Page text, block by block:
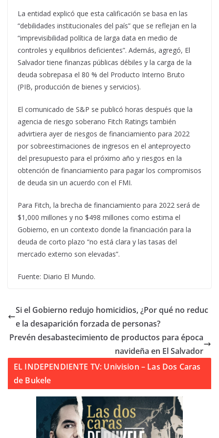
La entidad explicó que esta calificación se basa en las
“debilidades institucionales del país” que se reflejan en la
“imprevisibilidad política de larga data en medio de
controles y equilibrios deficientes”. Además, agregó, El
Salvador tiene finanzas públicas débiles y la carga de la
deuda sobrepasa el 80 % del Producto Interno Bruto
(PIB, producción de bienes y servicios).
El comunicado de S&P se publicó horas después que la
agencia de riesgo soberano Fitch Ratings también
advirtiera ayer de riesgos de financiamiento para 2022
por sobreestimaciones de ingresos en el anteproyecto
del presupuesto para el próximo año y riesgos en la
obtención de financiamiento para pagar los compromisos
de deuda sin un acuerdo con el FMI.
Para Fitch, la brecha de financiamiento para 2022 será de
$1,000 millones y no $498 millones como estima el
Gobierno, en un contexto donde la financiación para la
deuda de corto plazo “no está clara y las tasas del
mercado externo son elevadas”.
Fuente: Diario El Mundo.
Si el Gobierno redujo homicidios, ¿Por qué no reduc
e la desaparición forzada de personas?
Prevén desabastecimiento de productos para época
navideña en El Salvador
EL INDEPENDIENTE TV: Univision – Las Dos Caras
de Bukele